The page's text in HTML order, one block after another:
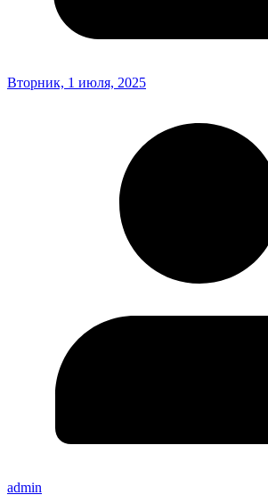
Вторник, 1 июля, 2025
admin